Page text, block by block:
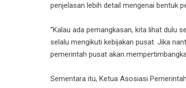
penjelasan lebih detail mengenai bentuk
“Kalau ada pemangkasan, kita lihat dulu
selalu mengikuti kebijakan pusat. Jika
pemerintah pusat akan
Sementara itu, Ketua Asosiasi